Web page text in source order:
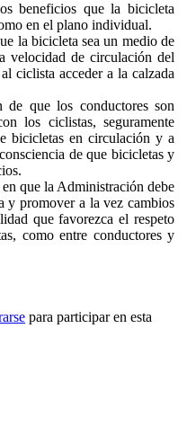
beneficios que la bicicleta
en el plano individual.
la bicicleta sea un medio de
velocidad de circulación del
ciclista acceder a la calzada
de que los conductores son
los ciclistas, seguramente
bicicletas en circulación y a
de que bicicletas y
que la Administración debe
y promover a la vez cambios
que favorezca el respeto
como entre conductores y
para participar en esta